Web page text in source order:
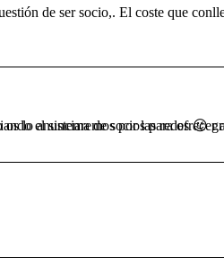
y completo, en breves cuando lo tengamos listo os lo anunciaremos por las